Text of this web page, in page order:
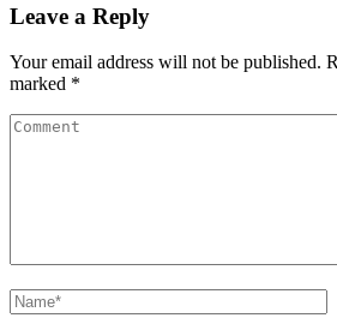
Leave a Reply
Your email address will not be published.
marked *